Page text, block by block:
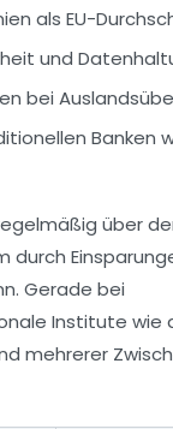
als EU-
und
bei
Banken
über
durch
Gerade bei
Institute wie
mehrerer